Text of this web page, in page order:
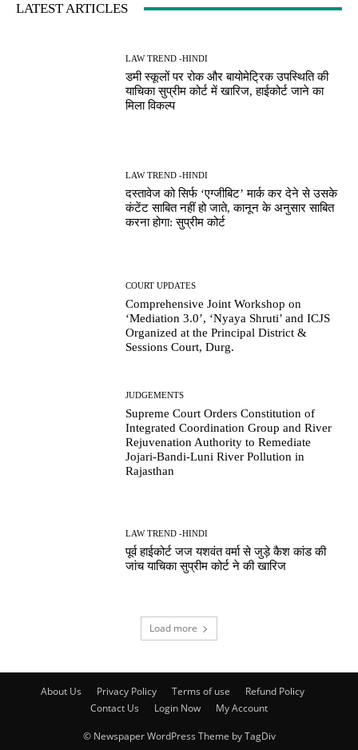
LATEST ARTICLES
LAW TREND -HINDI
डमी स्कूलों पर रोक और बायोमेट्रिक उपस्थिति की
याचिका सुप्रीम कोर्ट में खारिज, हाईकोर्ट जाने का
मिला विकल्प
LAW TREND -HINDI
दस्तावेज को सिर्फ ‘एग्जीबिट’ मार्क कर देने से उसके
कंटेंट साबित नहीं हो जाते, कानून के अनुसार साबित
करना होगा: सुप्रीम कोर्ट
COURT UPDATES
Comprehensive Joint Workshop on
‘Mediation 3.0’, ‘Nyaya Shruti’ and ICJS
Organized at the Principal District &
Sessions Court, Durg.
JUDGEMENTS
Supreme Court Orders Constitution of
Integrated Coordination Group and River
Rejuvenation Authority to Remediate
Jojari-Bandi-Luni River Pollution in
Rajasthan
LAW TREND -HINDI
पूर्व हाईकोर्ट जज यशवंत वर्मा से जुड़े कैश कांड की
जांच याचिका सुप्रीम कोर्ट ने की खारिज
Load more
About Us Privacy Policy Terms of use
Refund Policy
Contact Us
Login Now My Account
© Newspaper WordPress Theme by TagDiv